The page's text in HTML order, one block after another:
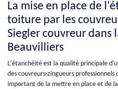
La mise en place de
toiture par les
Siegler couvreur dans
Beauvilliers
L'étanchéité est la qualité principale
des couvreurs-zingueurs
important de la mettre en place et de